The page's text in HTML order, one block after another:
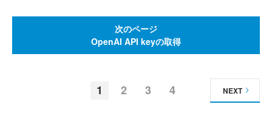
次のページ
OpenAI API keyの取得
1 2 3 4 NEXT